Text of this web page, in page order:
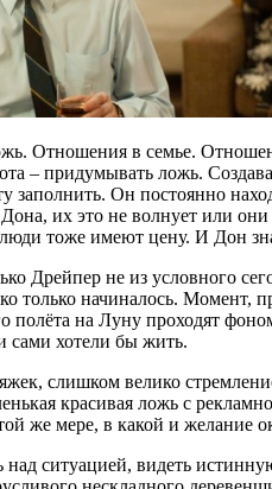
Отношения в семье.
– придумывать ложь.
заполнить. Он постоянно
их это не волнует или
тоже имеют цену. И Дон
Дрейпер не из условного
только начиналось.
полёта на Луну проходят
сами хотели бы жить.
слишком велико
красивая ложь с
же мере, в какой и желание
над ситуацией, видеть